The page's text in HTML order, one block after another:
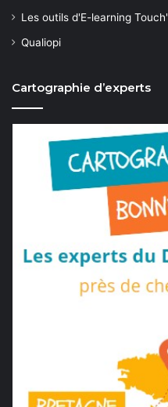
Les outils d'E-learning Touch'
Qualiopi
Cartographie d’experts